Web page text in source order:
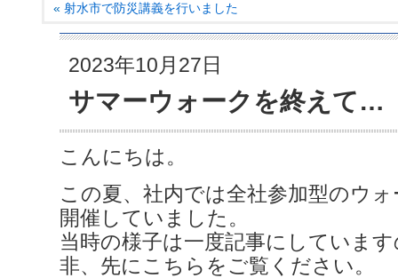
« 射水市で防災講義を行いました
2023年10月27日
サマーウォークを終えて…
こんにちは。
この夏、社内では全社参加型のウ
開催していました。
当時の様子は一度記事にしていま
非、先にこちらをご覧ください。